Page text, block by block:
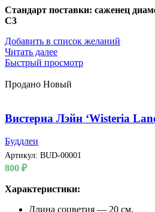
Стандарт поставки: саженец
С3
Добавить в список желаний
Читать далее
Быстрый просмотр
Продано Новый
Вистериа Лэйн ‘Wisteria
Буддлеи
Артикул: BUD-00001
800 ₽
Характеристики:
Длина соцветия — 20 см.